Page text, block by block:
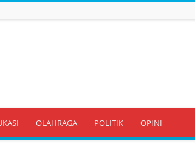
OLAHRAGA POLITIK OPINI